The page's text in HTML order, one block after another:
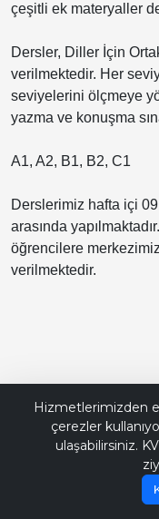
çeşitli ek materyaller
Dersler, Diller İçin
verilmektedir. Her
seviyelerini ölçmeye
yazma ve konuşma
A1, A2, B1, B2, C1
Derslerimiz hafta içi
arasında
öğrencilere
verilmektedir.
Hizmetlerimizden
çerezler
ulaşabilirsiniz.